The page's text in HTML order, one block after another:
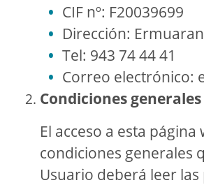
CIF nº: F20039699
Dirección:
Tel: 943 74 44 41
Correo electrónico:
Condiciones
El acceso a esta
condiciones generales
Usuario deberá leer